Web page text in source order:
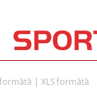
| XLS formātā